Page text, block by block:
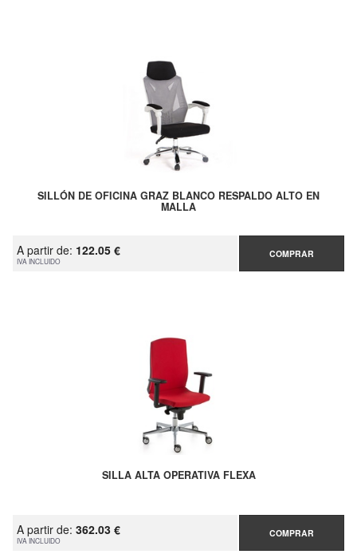
SILLÓN DE OFICINA GRAZ BLANCO RESPALDO ALTO EN
MALLA
A partir de: 122.05 €
IVA INCLUIDO
COMPRAR
SILLA ALTA OPERATIVA FLEXA
A partir de: 362.03 €
IVA INCLUIDO
COMPRAR